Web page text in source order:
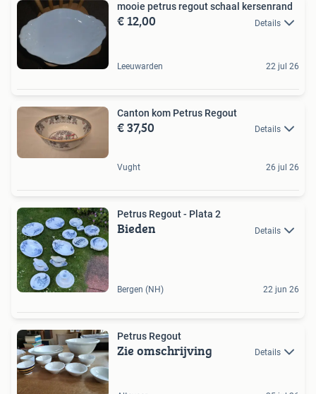
mooie petrus regout schaal kersenrand
€ 12,00 Details
Leeuwarden 22 jul 26
Canton kom Petrus Regout
€ 37,50 Details
Vught 26 jul 26
Petrus Regout - Plata 2
Bieden Details
Bergen (NH) 22 jun 26
Petrus Regout
Zie omschrijving Details